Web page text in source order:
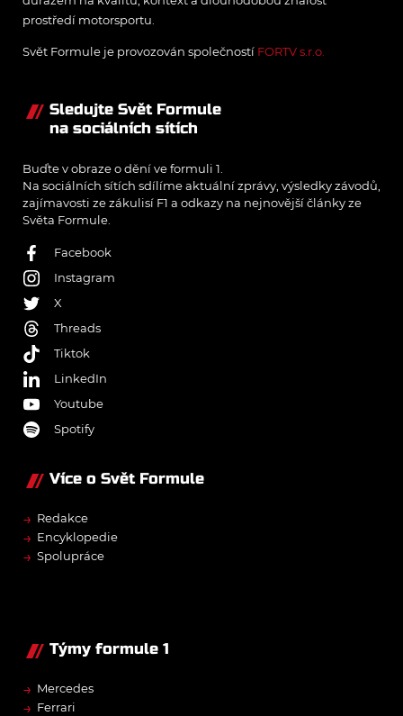
prostředí motorsportu.
Svět Formule je provozován společností FORTV s.r.o.
Sledujte Svět Formule
na sociálních sítích
Buďte v obraze o dění ve formuli 1.
Na sociálních sítích sdílíme aktuální zprávy, výsledky závodů,
zajímavosti ze zákulisí F1 a odkazy na nejnovější články ze
Světa Formule.
Facebook
Instagram
X
Threads
Tiktok
LinkedIn
Youtube
Spotify
Více o Svět Formule
→ Redakce
→ Encyklopedie
→ Spolupráce
Týmy formule 1
→ Mercedes
→ Ferrari